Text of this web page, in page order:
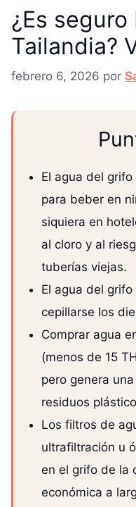
¿Es
Tailandia?
febrero 6, 2026 por
El agua del
para beber en
siquiera en
al cloro y al
tuberías viejas.
El agua del
cepillarse los
Comprar agua
(menos de 15
pero genera
residuos
Los filtros de
ultrafiltración u
en el grifo de la
económica a